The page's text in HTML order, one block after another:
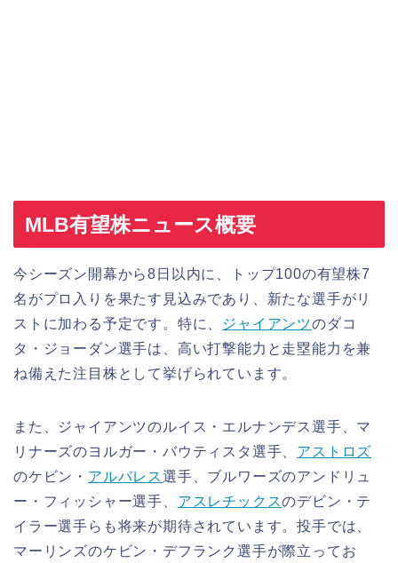
MLB有望株ニュース概要
今シーズン開幕から8日以内に、トップ100の有望株7
名がプロ入りを果たす見込みであり、新たな選手がリ
ストに加わる予定です。特に、
ジャイアンツのダコ
タ・ジョーダン選手は、高い打撃能力と走塁能力を兼
ね備えた注目株として挙げられています。
また、ジャイアンツのルイス・エルナンデス選手、マ
リナーズのヨルガー・バウティスタ選手、 アストロズ
のケビン・ アルバレス選手、ブルワーズのアンドリュ
ー・フィッシャー選手、 アスレチックスのデビン・テ
イラー選手らも将来が期待されています。投手では、
マーリンズのケビン・デフランク選手が際立ってお